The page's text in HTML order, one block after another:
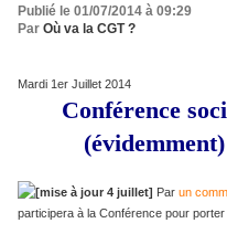
Publié le 01/07/2014 à 09:29
Par Où va la CGT ?
Mardi 1er Juillet 2014
Conférence
[mise à jour 4 juillet] Par un
participera à la Conférence pour